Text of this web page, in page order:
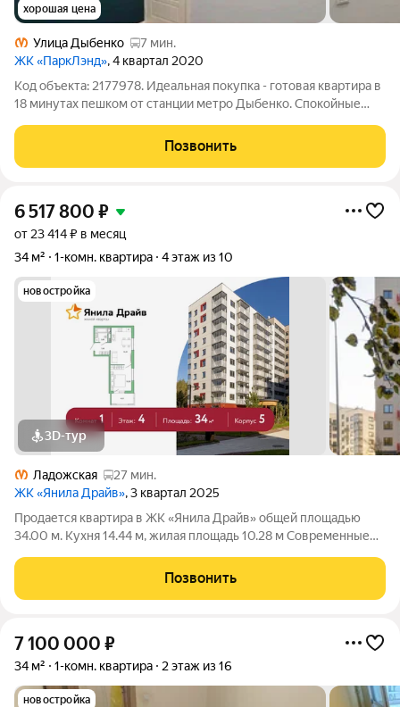
хорошая цена
Улица Дыбенко
7 мин.
ЖК «ПаркЛэнд», 4 квартал 2020
Код объекта: 2177978. Идеальная покупка - готовая квартира в
18 минутах пешком от станции метро Дыбенко. Спокойные
жк комфорт класса
Позвонить
6 517 800 ₽
от 23 414 ₽ в месяц
34 м²
1-комн. квартира 4 этаж из 10
новостройка
3D-тур
Ладожская
27 мин.
ЖК «Янила Драйв», 3 квартал 2025
Продается квартира в ЖК «Янила Драйв» общей площадью
34.00 м. Кухня 14.44 м, жилая площадь 10.28 м Современные
самых развитых кварталов в Янино. Идеальный баланс между
городским комфортом и
Позвонить
7 100 000 ₽
34 м² 1-комн. квартира 2 этаж из 16
новостройка